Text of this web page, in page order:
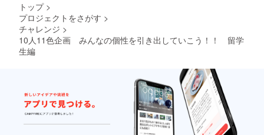
不定形生物・学校で先
生から何を学べばいい
のか ＋パターン４・
人・ハワイ・自分とみ
んな・不合理に生き
る・思春期・アメリカ
のおばさん・青春入れ
トップ >
プロジェクトをさがす >
チャレンジ >
10人11色企画 みんなの個性を引き出していこう！！ 留学
生編